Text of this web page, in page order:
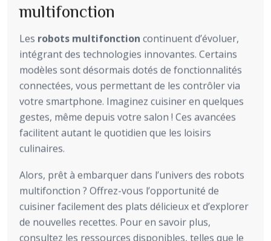
multifonction
Les robots multifonction continuent d’évoluer,
intégrant des technologies innovantes. Certains
modèles sont désormais dotés de fonctionnalités
connectées, vous permettant de les contrôler via
votre smartphone. Imaginez cuisiner en quelques
gestes, même depuis votre salon ! Ces avancées
facilitent autant le quotidien que les loisirs
culinaires.
Alors, prêt à embarquer dans l’univers des robots
multifonction ? Offrez-vous l’opportunité de
cuisiner facilement des plats délicieux et d’explorer
de nouvelles recettes. Pour en savoir plus,
consultez les ressources disponibles, telles que le